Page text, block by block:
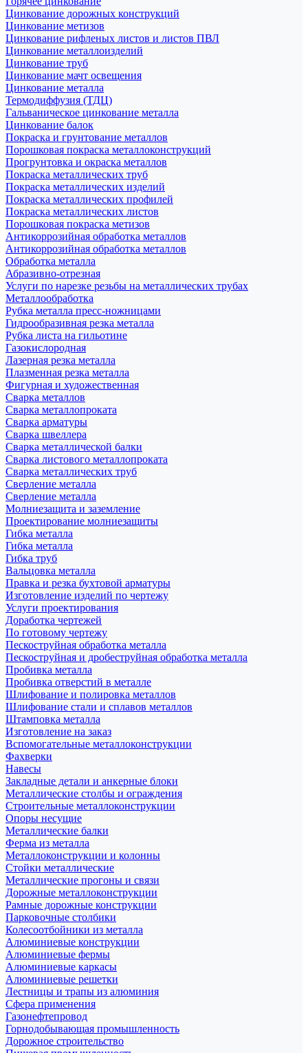
Цинкование дорожных конструкций
Цинкование метизов
Цинкование рифленых листов и листов ПВЛ
Цинкование металлоизделий
Цинкование труб
Цинкование мачт освещения
Цинкование металла
Термодиффузия (ТДЦ)
Гальваническое цинкование металла
Цинкование балок
Покраска и грунтование металлов
Порошковая покраска металлоконструкций
Прогрунтовка и окраска металлов
Покраска металлических труб
Покраска металлических изделий
Покраска металлических профилей
Покраска металлических листов
Порошковая покраска метизов
Антикоррозийная обработка металлов
Антикоррозийная обработка металлов
Обработка металла
Абразивно-отрезная
Услуги по нарезке резьбы на металлических трубах
Металлообработка
Рубка металла пресс-ножницами
Гидрообразивная резка металла
Рубка листа на гильотине
Газокислородная
Лазерная резка металла
Плазменная резка металла
Фигурная и художественная
Сварка металлов
Сварка металлопроката
Сварка арматуры
Сварка швеллера
Сварка металлической балки
Сварка листового металлопроката
Сварка металлических труб
Сверление металла
Сверление металла
Молниезащита и заземление
Проектирование молниезащиты
Гибка металла
Гибка металла
Гибка труб
Вальцовка металла
Правка и резка бухтовой арматуры
Изготовление изделий по чертежу
Услуги проектирования
Доработка чертежей
По готовому чертежу
Пескоструйная обработка металла
Пескоструйная и дробеструйная обработка металла
Пробивка металла
Пробивка отверстий в металле
Шлифование и полировка металлов
Шлифование стали и сплавов металлов
Штамповка металла
Изготовление на заказ
Вспомогательные металлоконструкции
Фахверки
Навесы
Закладные детали и анкерные блоки
Металлические столбы и ограждения
Строительные металлоконструкции
Опоры несущие
Металлические балки
Ферма из металла
Металлоконструкции и колонны
Стойки металлические
Металлические прогоны и связи
Дорожные металлоконструкции
Рамные дорожные конструкции
Парковочные столбики
Колесоотбойники из металла
Алюминиевые конструкции
Алюминиевые фермы
Алюминиевые каркасы
Алюминиевые решетки
Лестницы и трапы из алюминия
Сфера применения
Газонефтепровод
Горнодобывающая промышленность
Дорожное строительство